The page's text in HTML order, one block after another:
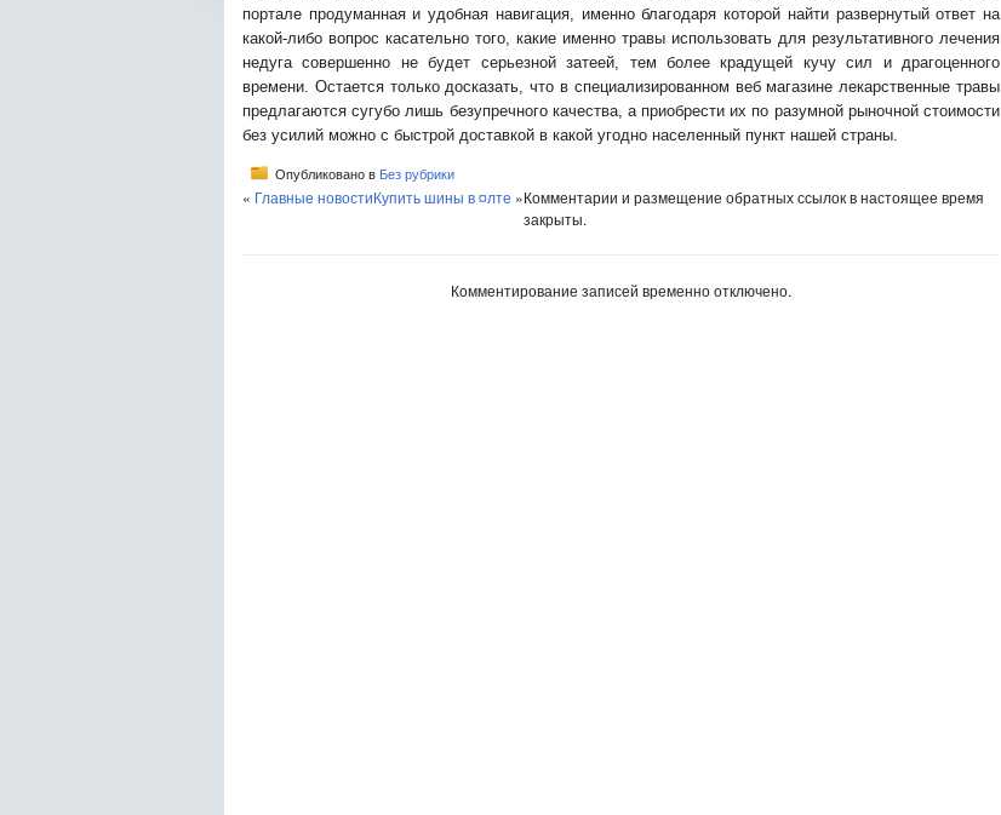
портале продуманная и удобная навигация, именно благодаря которой найти развернутый ответ на
какой-либо вопрос касательно того, какие именно травы использовать для результативного лечения
недуга совершенно не будет серьезной затеей, тем более крадущей кучу сил и драгоценного
времени. Остается только досказать, что в специализированном веб магазине лекарственные травы
предлагаются сугубо лишь безупречного качества, а приобрести их по разумной рыночной стоимости
без усилий можно с быстрой доставкой в какой угодно населенный пункт нашей страны.
Опубликовано в Без рубрики
« Главные новостиКупить шины в ¤лте »Комментарии и размещение обратных ссылок в настоящее время
закрыты.
Комментирование записей временно отключено.